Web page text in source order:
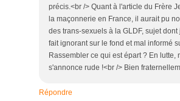
précis.<br /> Quant à l'article du Frère
la maçonnerie en France, il aurait pu
des trans-sexuels à la GLDF, sujet
fait ignorant sur le fond et mal informé
Rassembler ce qui est épart ? En lutte,
s'annonce rude !<br /> Bien
Répondre